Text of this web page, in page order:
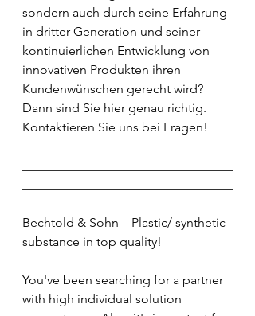
sondern auch durch seine Erfahrung
in dritter Generation und seiner
kontinuierlichen Entwicklung von
innovativen Produkten ihren
Kundenwünschen gerecht wird?
Dann sind Sie hier genau richtig.
Kontaktieren Sie uns bei Fragen!
Bechtold & Sohn – Plastic/ synthetic
substance in top quality!
You've been searching for a partner
with high individual solution